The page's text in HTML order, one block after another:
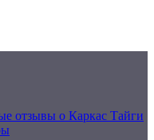
отзывы о Каркас Тайги